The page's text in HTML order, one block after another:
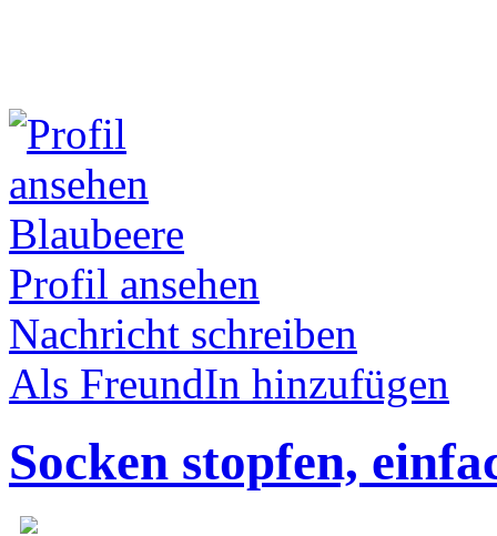
Blaubeere
Profil ansehen
Nachricht schreiben
Als FreundIn hinzufügen
Socken stopfen,